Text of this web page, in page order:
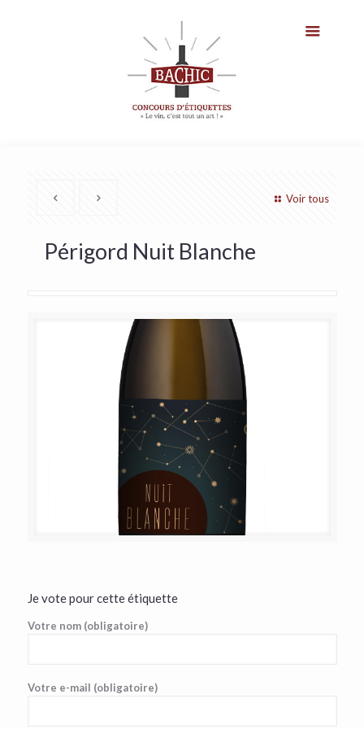
Voir tous
Périgord Nuit Blanche
Je vote pour cette étiquette
Votre nom (obligatoire)
Votre e-mail (obligatoire)